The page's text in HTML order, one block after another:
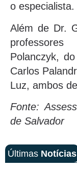
o especialista.
Além de Dr.
Polanczyk,
Carlos
Luz, ambos
Fonte:
de Salvador
Últimas Notícias